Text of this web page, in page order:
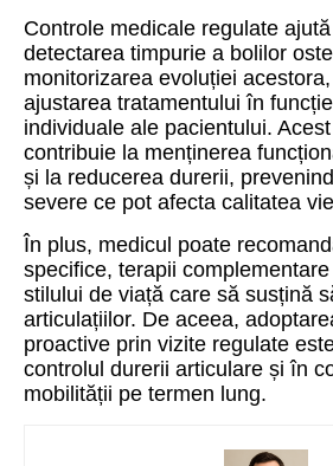
Controle medicale regulate
detectarea timpurie a bolilor
monitorizarea evoluției
ajustarea tratamentului în
individuale ale pacientului.
contribuie la menținerea
și la reducerea durerii,
severe ce pot afecta calitatea
În plus, medicul poate
specifice, terapii
stilului de viață care să susțină
articulațiilor. De aceea,
proactive prin vizite regulate
controlul durerii articulare și în
mobilității pe termen lung.